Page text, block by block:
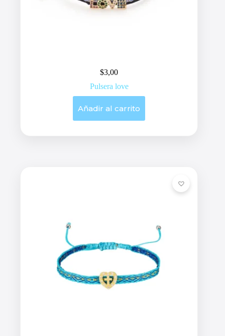
$3,00
Pulsera love
Añadir al carrito